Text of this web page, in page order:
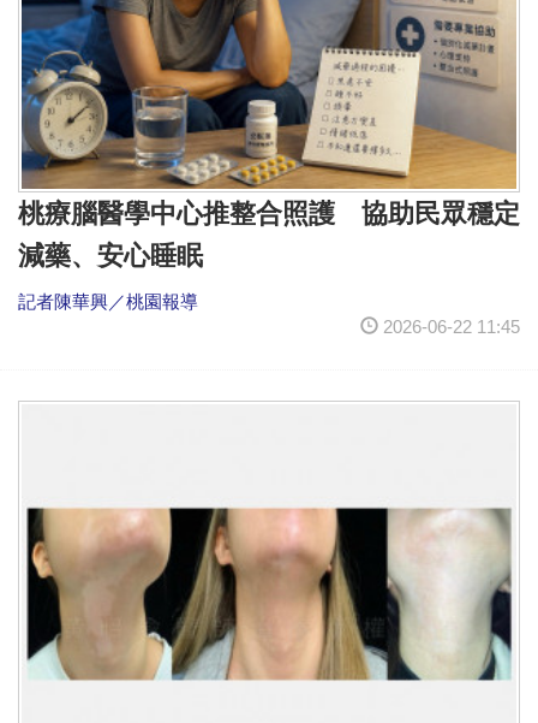
桃療腦醫學中心推整合照護 協助民眾穩定
減藥、安心睡眠
記者陳華興／桃園報導
2026-06-22 11:45